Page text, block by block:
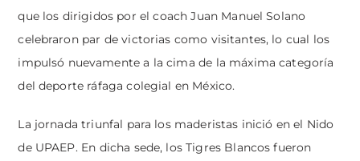
que los dirigidos por el coach Juan Manuel Solano
celebraron par de victorias como visitantes, lo cual los
impulsó nuevamente a la cima de la máxima categoría
del deporte ráfaga colegial en México.
La jornada triunfal para los maderistas inició en el Nido
de UPAEP. En dicha sede, los Tigres Blancos fueron